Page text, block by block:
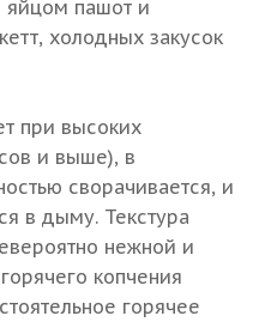
пашот и
холодных закусок
при высоких
и выше), в
сворачивается, и
в дыму. Текстура
нежной и
копчения
горячее